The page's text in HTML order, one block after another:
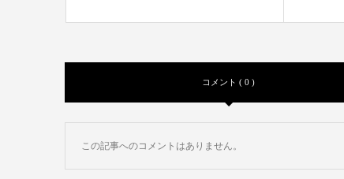
コメント ( 0 )
この記事へのコメントはありません。